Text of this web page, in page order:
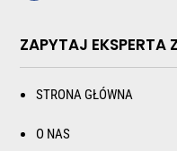
ZAPYTAJ EKSPERTA
STRONA GŁÓWNA
O NAS